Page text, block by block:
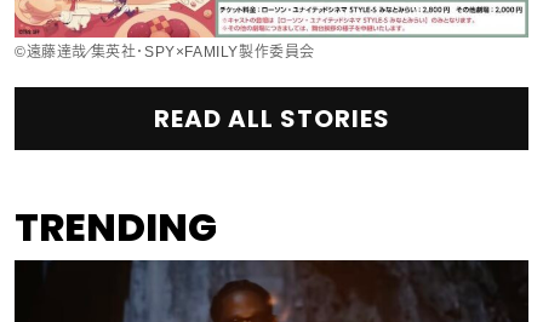
©︎遠藤達哉／集英社・SPY×FAMILY製作委員会
READ ALL STORIES
TRENDING